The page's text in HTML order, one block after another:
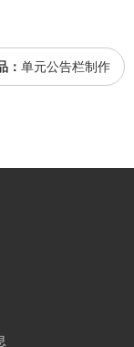
： 单元公告栏制作